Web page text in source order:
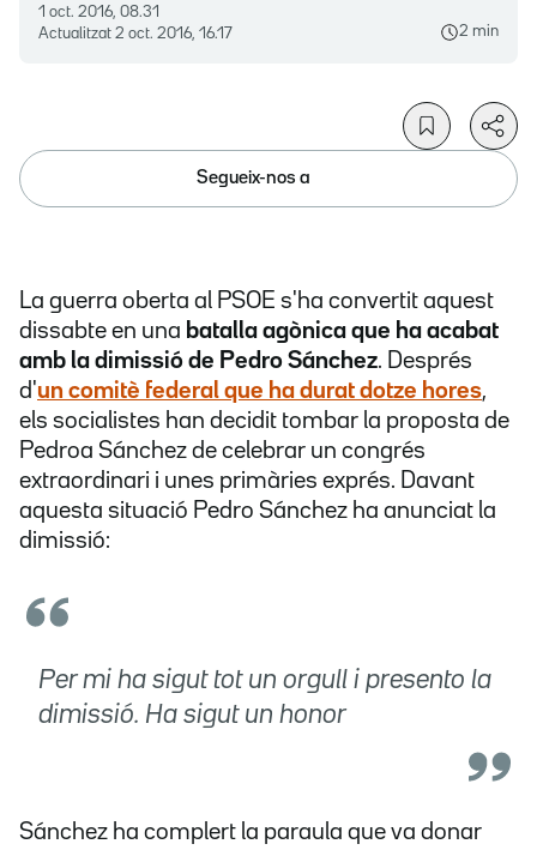
1 oct. 2016, 08.31
Actualitzat 2 oct. 2016, 16.17 2 min
Segueix-nos a
La guerra oberta al PSOE s'ha convertit aquest
dissabte en una batalla agònica que ha acabat
amb la dimissió de Pedro Sánchez. Després
d'un comitè federal que ha durat dotze hores,
els socialistes han decidit tombar la proposta de
Pedroa Sánchez de celebrar un congrés
extraordinari i unes primàries exprés. Davant
aquesta situació Pedro Sánchez ha anunciat la
dimissió:
Per mi ha sigut tot un orgull i presento la
dimissió. Ha sigut un honor
Sánchez ha complert la paraula que va donar